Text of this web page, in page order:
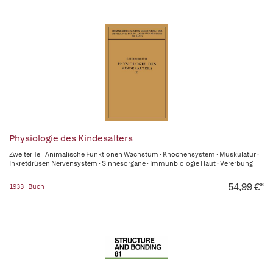
Physiologie des Kindesalters
Zweiter Teil Animalische Funktionen Wachstum · Knochensystem · Muskulatur ·
Inkretdrüsen Nervensystem · Sinnesorgane · Immunbiologie Haut · Vererbung
1933 | Buch 54,99 €*